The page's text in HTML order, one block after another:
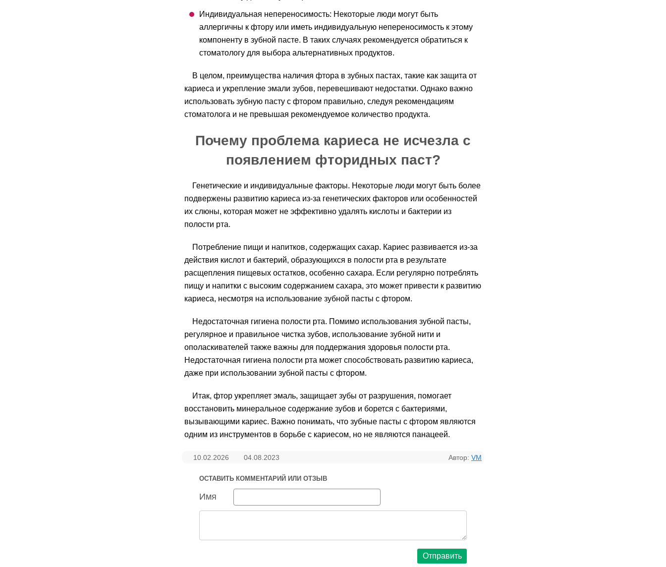
Индивидуальная непереносимость: Некоторые люди могут быть
аллергичны к фтору или иметь индивидуальную непереносимость к этому
компоненту в зубной пасте. В таких случаях рекомендуется обратиться к
стоматологу для выбора альтернативных продуктов.
В целом, преимущества наличия фтора в зубных пастах, такие как защита от
кариеса и укрепление эмали зубов, перевешивают недостатки. Однако важно
использовать зубную пасту с фтором правильно, следуя рекомендациям
стоматолога и не превышая рекомендуемое количество продукта.
Почему проблема кариеса не исчезла с
появлением фторидных паст?
Генетические и индивидуальные факторы. Некоторые люди могут быть более
подвержены развитию кариеса из-за генетических факторов или особенностей
их слюны, которая может не эффективно удалять кислоты и бактерии из
полости рта.
Потребление пищи и напитков, содержащих сахар. Кариес развивается из-за
действия кислот и бактерий, образующихся в полости рта в результате
расщепления пищевых остатков, особенно сахара. Если регулярно потреблять
пищу и напитки с высоким содержанием сахара, это может привести к развитию
кариеса, несмотря на использование зубной пасты с фтором.
Недостаточная гигиена полости рта. Помимо использования зубной пасты,
регулярное и правильное чистка зубов, использование зубной нити и
ополаскивателей также важны для поддержания здоровья полости рта.
Недостаточная гигиена полости рта может способствовать развитию кариеса,
даже при использовании зубной пасты с фтором.
Итак, фтор укрепляет эмаль, защищает зубы от разрушения, помогает
восстановить минеральное содержание зубов и борется с бактериями,
вызывающими кариес. Важно понимать, что зубные пасты с фтором являются
одним из инструментов в борьбе с кариесом, но не являются панацеей.
10.02.2026 04.08.2023 Автор: VM
ОСТАВИТЬ КОММЕНТАРИЙ ИЛИ ОТЗЫВ
Имя